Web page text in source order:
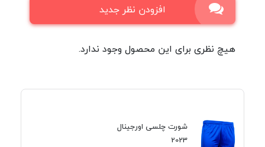
افزودن نظر جدید
هیچ نظری برای این محصول وجود ندارد.
شورت چلسی اورجینال
2023